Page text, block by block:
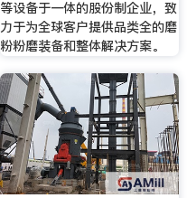
等设备于一体的股份制企业，致
力于为全球客户提供品类全的磨
粉粉磨装备和整体解决方案。